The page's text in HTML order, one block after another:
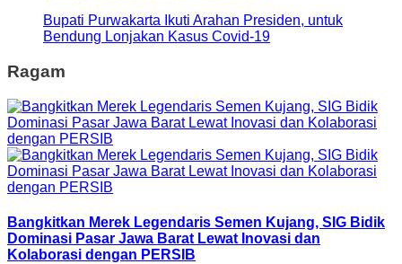
Bupati Purwakarta Ikuti Arahan Presiden, untuk
Bendung Lonjakan Kasus Covid-19
Ragam
Bangkitkan Merek Legendaris Semen Kujang, SIG Bidik
Dominasi Pasar Jawa Barat Lewat Inovasi dan
Kolaborasi dengan PERSIB